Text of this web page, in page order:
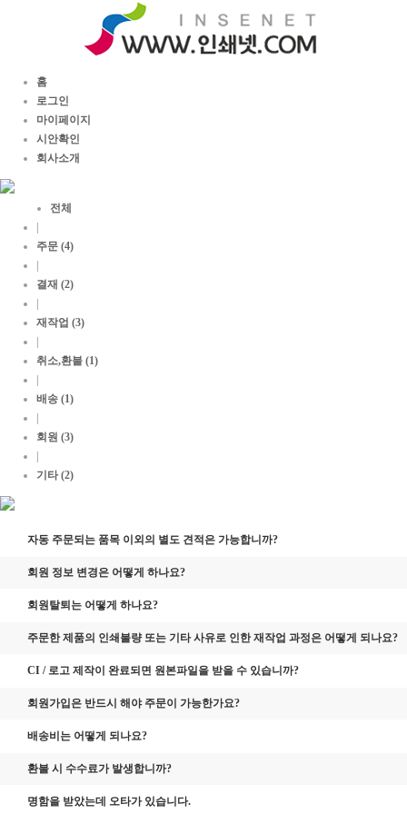
홈
로그인
마이페이지
시안확인
회사소개
전체
주문 (4)
결재 (2)
재작업 (3)
취소,환불 (1)
배송 (1)
회원 (3)
기타 (2)
자동 주문되는 품목 이외의 별도 견적은 가능합니까?
회원 정보 변경은 어떻게 하나요?
회원탈퇴는 어떻게 하나요?
주문한 제품의 인쇄불량 또는 기타 사유로 인한 재작업 과정은 어떻게 되나요?
CI / 로고 제작이 완료되면 원본파일을 받을 수 있습니까?
회원가입은 반드시 해야 주문이 가능한가요?
배송비는 어떻게 되나요?
환불 시 수수료가 발생합니까?
명함을 받았는데 오타가 있습니다.